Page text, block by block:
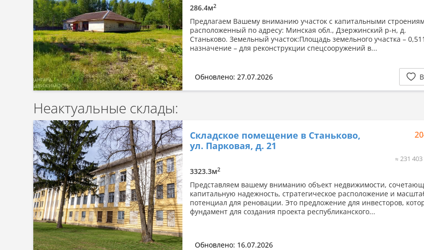
286.4м2
Предлагаем Вашему вниманию участок с капитальными
расположенный по адресу: Минская обл., Дзержинский р-н, д.
Станьково. Земельный участок:Площадь земельного участка –
назначение – для реконструкции спецсооружений в...
Обновлено: 27.07.2026
Неактуальные склады:
Складское помещение в Станьково,
ул. Парковая, д. 21
≈ 231
3323.3м2
Представляем вашему вниманию объект недвижимости,
капитальную надежность, стратегическое расположение и
потенциал для реновации. Это предложение для инвесторов,
фундамент для создания проекта республиканского...
Обновлено: 16.07.2026